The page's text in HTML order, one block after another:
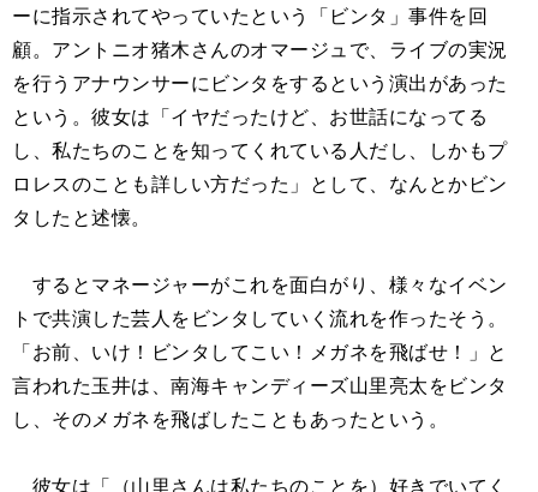
ーに指示されてやっていたという「ビンタ」事件を回
顧。アントニオ猪木さんのオマージュで、ライブの実況
を行うアナウンサーにビンタをするという演出があった
という。彼女は「イヤだったけど、お世話になってる
し、私たちのことを知ってくれている人だし、しかもプ
ロレスのことも詳しい方だった」として、なんとかビン
タしたと述懐。
するとマネージャーがこれを面白がり、様々なイベン
トで共演した芸人をビンタしていく流れを作ったそう。
「お前、いけ！ビンタしてこい！メガネを飛ばせ！」と
言われた玉井は、南海キャンディーズ山里亮太をビンタ
し、そのメガネを飛ばしたこともあったという。
彼女は「（山里さんは私たちのことを）好きでいてく